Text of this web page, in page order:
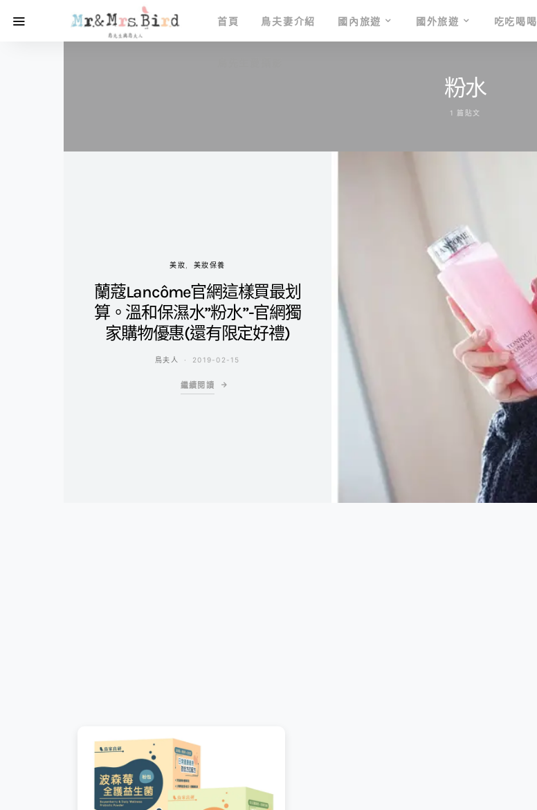
首頁 鳥夫妻介紹 國內旅遊 國外旅遊 吃吃喝喝
粉水
1 篇貼文
美妝 美妝保養
蘭蔻Lancôme官網這樣買最划
算。溫和保濕水”粉水”-官網獨
家購物優惠(還有限定好禮)
鳥夫人 2019-02-15
繼續閱讀